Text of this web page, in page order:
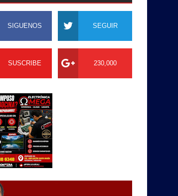
SIGUENOS SEGUIR
SUSCRIBE 230,000